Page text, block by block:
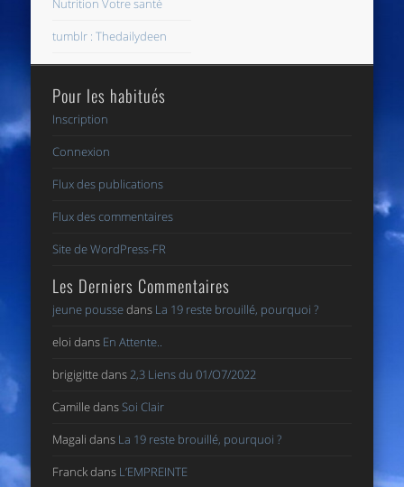
Nutrition Votre santé
tumblr : Thedailydeen
Pour les habitués
Inscription
Connexion
Flux des publications
Flux des commentaires
Site de WordPress-FR
Les Derniers Commentaires
jeune poussedans La 19 reste brouillé, pourquoi ?
eloi dans En Attente..
brigigittedans 2,3 Liens du 01/O7/2022
Camilledans Soi Clair
Magali dans La 19 reste brouillé, pourquoi ?
Franckdans L’EMPREINTE